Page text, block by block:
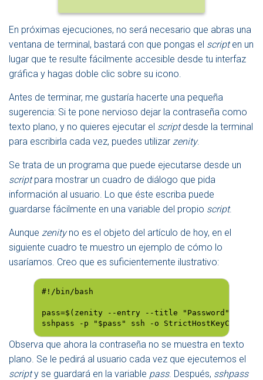
En próximas ejecuciones, no será necesario que abras una
ventana de terminal, bastará con que pongas el scripten un
lugar que te resulte fácilmente accesible desde tu interfaz
gráfica y hagas doble clic sobre su icono.
Antes de terminar, me gustaría hacerte una pequeña
sugerencia: Si te pone nervioso dejar la contraseña como
texto plano, y no quieres ejecutar el scriptdesde la terminal
para escribirla cada vez, puedes utilizar zenity.
Se trata de un programa que puede ejecutarse desde un
scriptpara mostrar un cuadro de diálogo que pida
información al usuario. Lo que éste escriba puede
guardarse fácilmente en una variable del propio script.
Aunque zenityno es el objeto del artículo de hoy, en el
siguiente cuadro te muestro un ejemplo de cómo lo
usaríamos. Creo que es suficientemente ilustrativo:
#!/bin/bash
pass=$(zenity --entry --title "Password" --
sshpass -p "$pass" ssh -o
Observa que ahora la contraseña no se muestra en texto
plano. Se le pedirá al usuario cada vez que ejecutemos el
scripty se guardará en la variable pass. Después, sshpass